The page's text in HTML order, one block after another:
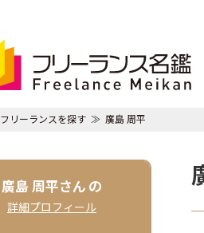
フリーランスを探す 廣島 周平
廣島 周平さん の
詳細プロフィール